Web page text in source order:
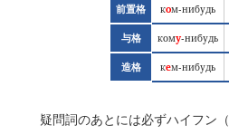
前置格 ком-нибудь
与格 кому-нибудь
造格 кем-нибудь
疑問詞のあとには必ずハイフン（